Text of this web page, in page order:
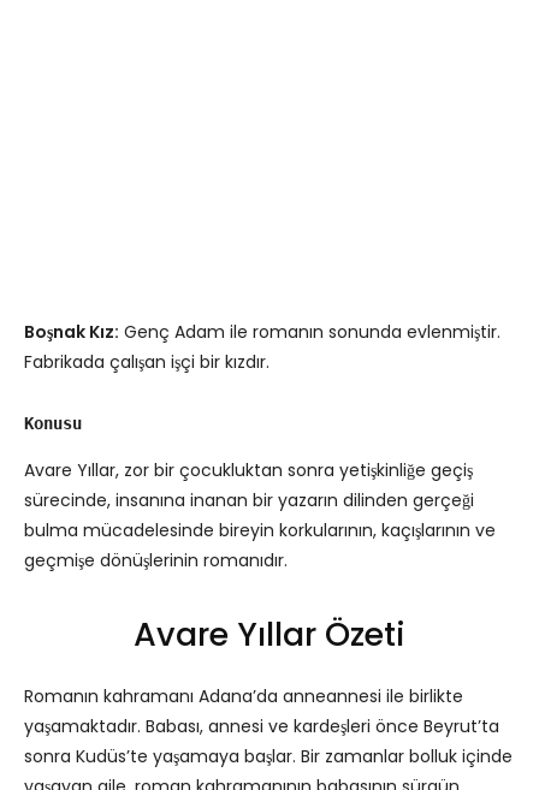
Boşnak Kız: Genç Adam ile romanın sonunda evlenmiştir.
Fabrikada çalışan işçi bir kızdır.
Konusu
Avare Yıllar, zor bir çocukluktan sonra yetişkinliğe geçiş
sürecinde, insanına inanan bir yazarın dilinden gerçeği
bulma mücadelesinde bireyin korkularının, kaçışlarının ve
geçmişe dönüşlerinin romanıdır.
Avare Yıllar Özeti
Romanın kahramanı Adana’da anneannesi ile birlikte
yaşamaktadır. Babası, annesi ve kardeşleri önce Beyrut’ta
sonra Kudüs’te yaşamaya başlar. Bir zamanlar bolluk içinde